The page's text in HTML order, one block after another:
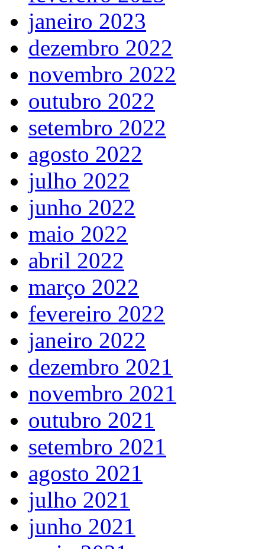
janeiro 2023
dezembro 2022
novembro 2022
outubro 2022
setembro 2022
agosto 2022
julho 2022
junho 2022
maio 2022
abril 2022
março 2022
fevereiro 2022
janeiro 2022
dezembro 2021
novembro 2021
outubro 2021
setembro 2021
agosto 2021
julho 2021
junho 2021